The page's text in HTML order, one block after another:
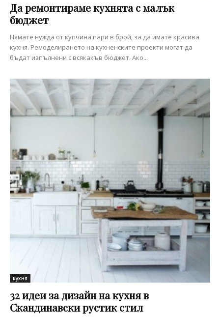
Да ремонтираме кухнята с малък
бюджет
Нямате нужда от купчина пари в брой, за да имате красива
кухня. Ремоделирането на кухненските проекти могат да
бъдат изпълнени с всякакъв бюджет. Ако...
кухня
32 идеи за дизайн на кухня в
Скандинавски рустик стил